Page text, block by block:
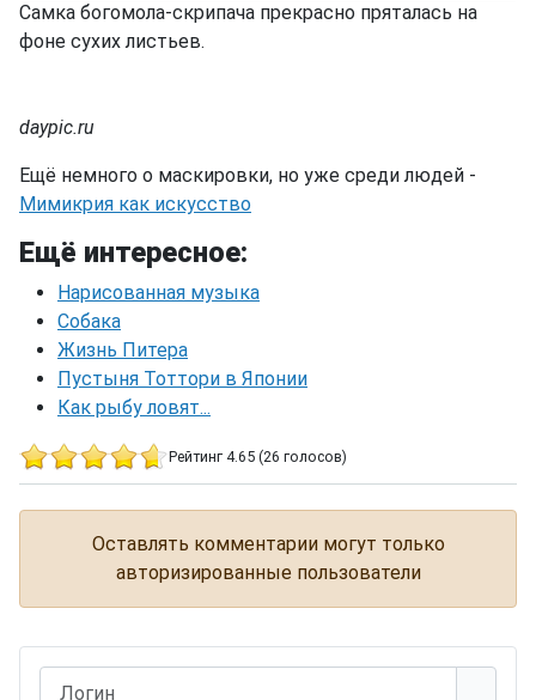
Самка богомола-скрипача прекрасно пряталась на
фоне сухих листьев.
daypic.ru
Ещё немного о маскировки, но уже среди людей -
Мимикрия как искусство
Ещё интересное:
Нарисованная музыка
Собака
Жизнь Питера
Пустыня Тоттори в Японии
Как рыбу ловят...
Рейтинг 4.65 (26 голосов)
Оставлять комментарии могут только
авторизированные пользователи